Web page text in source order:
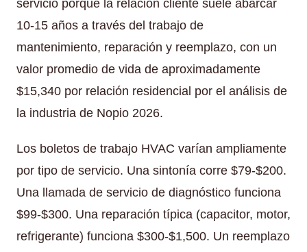
servicio porque la relación cliente suele abarcar
10-15 años a través del trabajo de
mantenimiento, reparación y reemplazo, con un
valor promedio de vida de aproximadamente
$15,340 por relación residencial por el análisis de
la industria de Nopio 2026.
Los boletos de trabajo HVAC varían ampliamente
por tipo de servicio. Una sintonía corre $79-$200.
Una llamada de servicio de diagnóstico funciona
$99-$300. Una reparación típica (capacitor, motor,
refrigerante) funciona $300-$1,500. Un reemplazo